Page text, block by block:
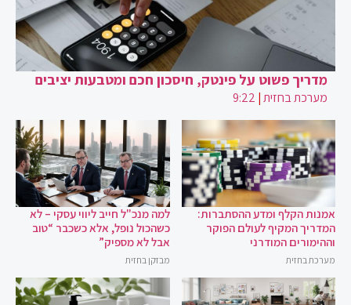
מדריך פשוט על פינטק, חיסכון חכם ומטבעות יציבים
מערכת בחזית|
9:22
אמנות הקלף ומדע ההסתברות:
המדריך המקיף לעולם הפוקר
וההימורים המודרני
מערכת בחזית
למה מנכ"ל חייב ליווי עסקי – לא
כשהכול נופל, אלא כשכבר “טוב
אבל לא מספיק”
מבזקן בחזית